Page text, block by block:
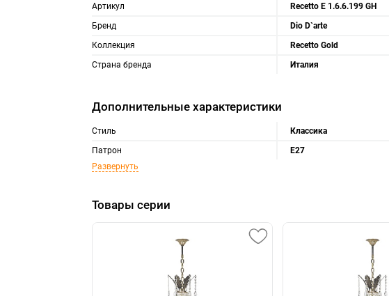
Артикул
Recetto E 1.6.6.199 GH
Бренд
Dio D`arte
Коллекция
Recetto Gold
Страна бренда
Италия
Дополнительные характеристики
Стиль
Классика
Патрон
E27
Развернуть
Товары серии